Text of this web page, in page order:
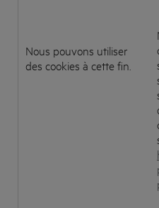
Nous pouvons utiliser
des cookies à cette fin.